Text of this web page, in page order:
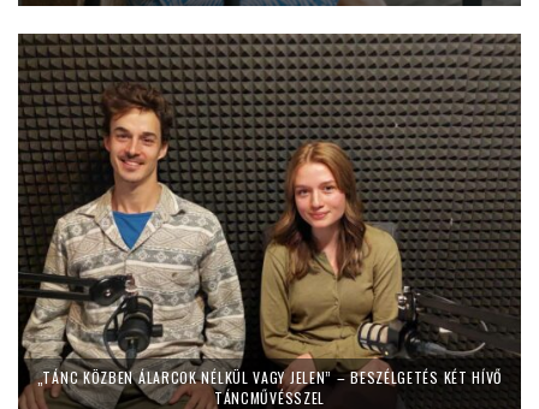
„TÁNC KÖZBEN ÁLARCOK NÉLKÜL VAGY JELEN” – BESZÉLGETÉS KÉT HÍVŐ
TÁNCMŰVÉSSZEL